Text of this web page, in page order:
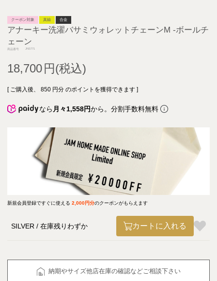
クーポン対象 真鍮 合金
アナーキー洗濯バサミウォレットチェーンM -ボールチ
ェーン
商品番号 JNS771
18,700
[ ご購入後、 850 円分 のポイントを獲得できます ]
なら 月々1,558円から。分割手数料無料
新規会員登録ですぐに使える 2,000円分のクーポンがもらえます
SILVER 在庫残りわずか カートに入れる
納期やサイズ他店在庫の確認などご相談下さい